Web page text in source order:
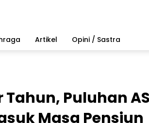
Artikel Opini / Sastra
Puluhan
Masa Pensiun